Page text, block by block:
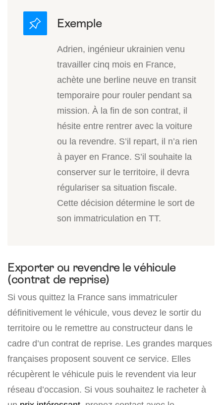
Adrien, ingénieur ukrainien venu
travailler cinq mois en France,
achète une berline neuve en transit
temporaire pour rouler pendant sa
mission. À la fin de son contrat, il
hésite entre rentrer avec la voiture
ou la revendre. S’il repart, il n’a rien
à payer en France. S’il souhaite la
conserver sur le territoire, il devra
régulariser sa situation fiscale.
Cette décision détermine le sort de
son immatriculation en TT.
Exporter ou revendre le véhicule
(contrat de reprise)
Si vous quittez la France sans immatriculer
définitivement le véhicule, vous devez le sortir du
territoire ou le remettre au constructeur dans le
cadre d’un contrat de reprise. Les grandes marques
françaises proposent souvent ce service. Elles
récupèrent le véhicule puis le revendent via leur
réseau d’occasion. Si vous souhaitez le racheter à